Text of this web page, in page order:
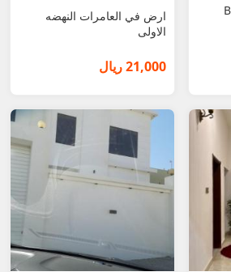
ارض في العامرات النهضه
الاولى
21,000 ريال